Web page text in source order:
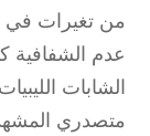
من تغيرات في
عدم الشفافية
الشابات
متصدري المشهد